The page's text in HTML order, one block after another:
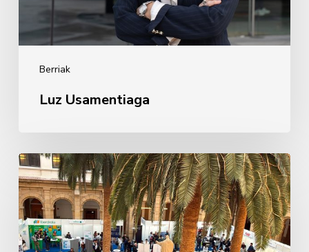
Berriak
Luz Usamentiaga
Inplikatzen
diren
Alumni